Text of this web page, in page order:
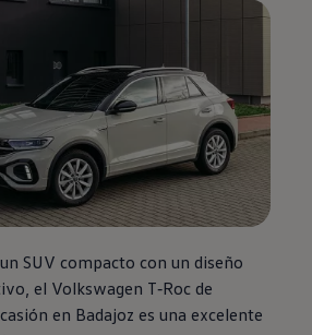
SUV compacto con un diseño
el Volkswagen T‑Roc de
en Badajoz es una excelente